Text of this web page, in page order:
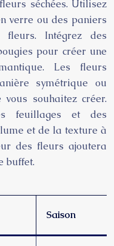
séchées. Utilisez
verre ou des paniers
Intégrez des
pour créer une
Les fleurs
symétrique ou
souhaitez créer.
feuillages et des
et de la texture à
des fleurs ajoutera
buffet.
Saison